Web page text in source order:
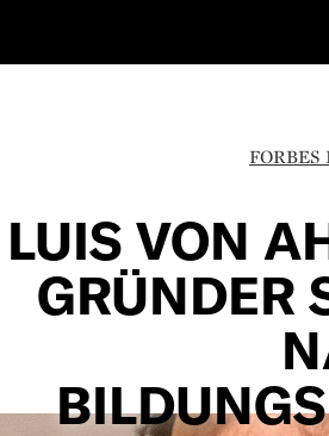
LUIS VON
GRÜNDER